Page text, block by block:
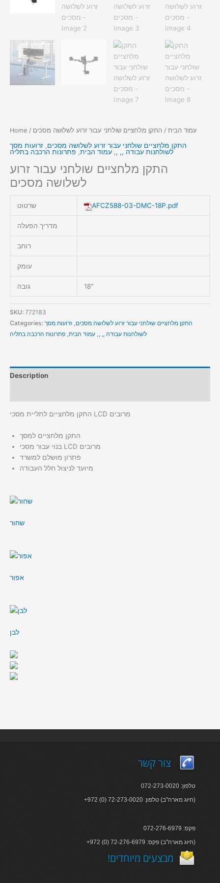
Home / עמוד הבית / התקן מלחציים שולחני עבור זרוע לשלושה מסכים
התקן מלחציים שולחני עבור זרוע לשלושה מסכים, זרועות מסך
לשולחנות עבודה ,, ,, עמוד הבית, פתרונות הרכבה בתליה
התקן מלחציים שולחני עבור זרוע
לשלושה מסכים
שרטוט AFCZ588-03-DMC-18P.pdf
מדריך הפעלה
רוחב
עומק
גובה 18″
SKU: 772183
Categories:
התקן מלחציים שולחני עבור זרוע לשלושה מסכים, זרועות מסך
לשולחנות עבודה ,, ,, עמוד הבית, פתרונות הרכבה בתליה
Description
התקן מלחציים לתליית מסכי LCD מרובים
התקן מלחציים למסך
בנוי עבור מסכי LCD מרובים
פתרון מושלם למשרד
מיועד לניצול חלל העבודה
שחור
אפור
לבן
צור קשר
טלפון: 072-273-0020
+972 (0) 72-273-0020 :חיוג מארה"ב) טלפון)
פקס: 072-276-6979
+972 (0) 72-276-6979 :חיוג מארה"ב) פקס)
!מבצעים מיוחדים